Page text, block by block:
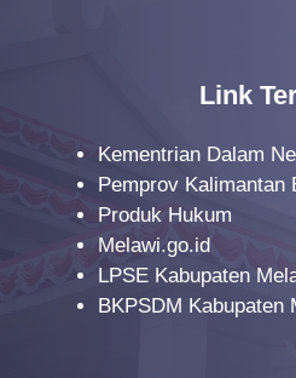
Link
Kementrian Dalam
Pemprov Kalimantan
Produk Hukum
Melawi.go.id
LPSE Kabupaten
BKPSDM Kabupaten